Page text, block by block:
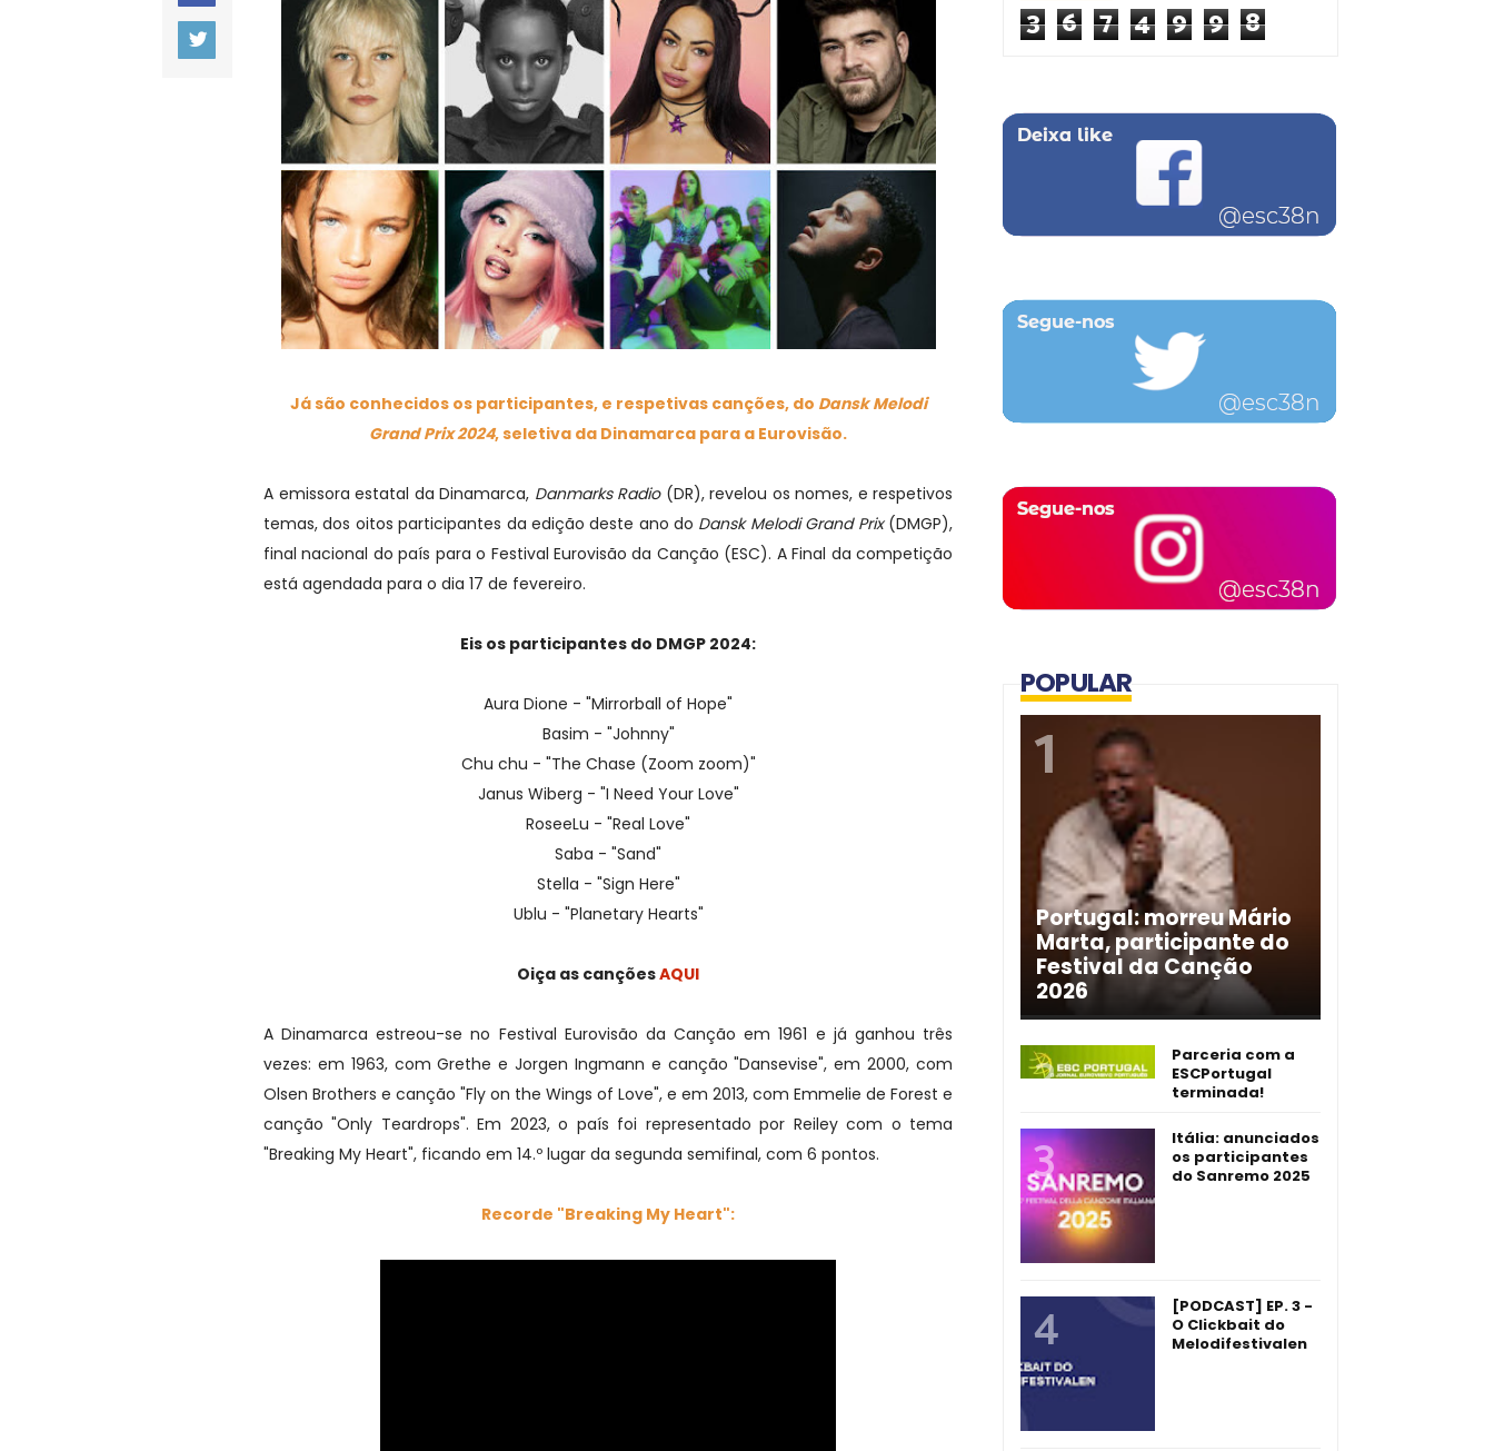
Já são conhecidos os participantes, e respetivas canções, do Dansk Melodi
Grand Prix 2024, seletiva da Dinamarca para a Eurovisão.
A emissora estatal da Dinamarca, Danmarks Radio(DR), revelou os nomes, e respetivos
temas, dos oitos participantes da edição deste ano do Dansk Melodi Grand Prix(DMGP),
final nacional do país para o Festival Eurovisão da Canção (ESC). A Final da competição
está agendada para o dia 17 de fevereiro.
Eis os participantes do DMGP 2024:
Aura Dione - "Mirrorball of Hope"
Basim - "Johnny"
Chu chu - "The Chase (Zoom zoom)"
Janus Wiberg - "I Need Your Love"
RoseeLu - "Real Love"
Saba - "Sand"
Stella - "Sign Here"
Ublu - "Planetary Hearts"
Oiça as cançõesAQUI
A Dinamarca estreou-se no Festival Eurovisão da Canção em 1961 e já ganhou três
vezes: em 1963, com Grethe e Jorgen Ingmann e canção "Dansevise", em 2000, com
Olsen Brothers e canção "Fly on the Wings of Love", e em 2013, com Emmelie de Forest e
canção "Only Teardrops". Em 2023, o país foi representado por Reiley com o tema
"Breaking My Heart", ficando em 14.º lugar da segunda semifinal, com 6 pontos.
Recorde "Breaking My Heart":
3 6 7 4 9 9 8
POPULAR
Portugal: morreu Mário
Marta, participante do
Festival da Canção
2026
Parceria com a
ESCPortugal
terminada!
Itália: anunciados
os participantes
do Sanremo 2025
[PODCAST] EP. 3 -
O Clickbait do
Melodifestivalen